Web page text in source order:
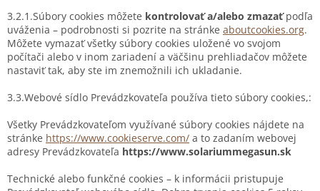
3.2.1.Súbory cookies môžete kontrolovať a/alebo zmazaťpodľa
uváženia – podrobnosti si pozrite na stránke aboutcookies.org.
Môžete vymazať všetky súbory cookies uložené vo svojom
počítači alebo v inom zariadení a väčšinu prehliadačov môžete
nastaviť tak, aby ste im znemožnili ich ukladanie.
3.3.Webové sídlo Prevádzkovateľa používa tieto súbory cookies,:
Všetky Prevádzkovateľom využívané súbory cookies nájdete na
stránke https://www.cookieserve.com/ a to zadaním webovej
adresy Prevádzkovateľa https://www.solariummegasun.sk
Technické alebo funkčné cookies – k informácii pristupuje